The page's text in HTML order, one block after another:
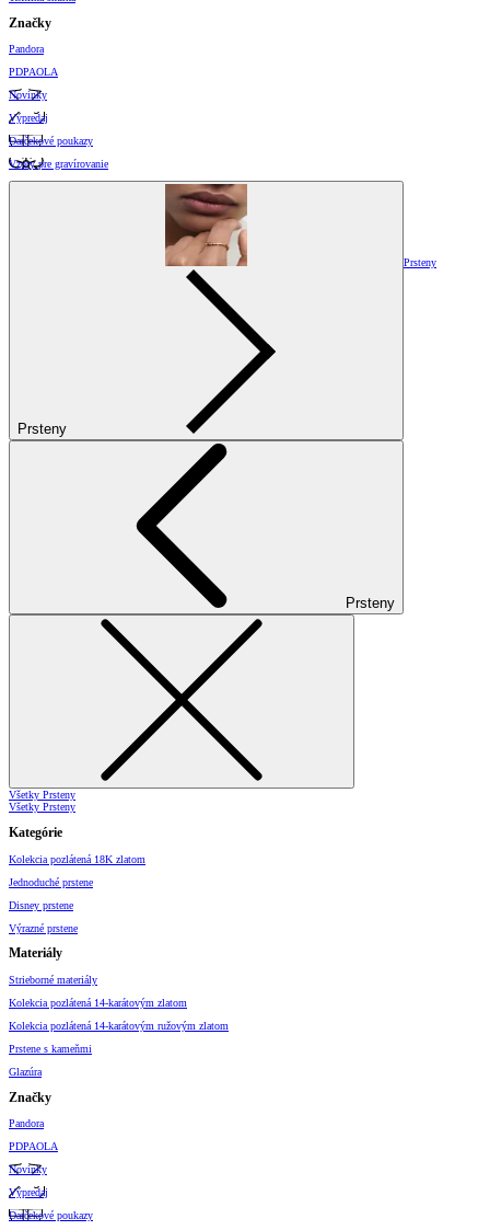
Značky
Pandora
PDPAOLA
Novinky
Výpredaj
Darčekové poukazy
Vzory pre gravírovanie
Prsteny
Prsteny
Prsteny
Všetky Prsteny
Všetky Prsteny
Kategórie
Kolekcia pozlátená 18K zlatom
Jednoduché prstene
Disney prstene
Výrazné prstene
Materiály
Strieborné materiály
Kolekcia pozlátená 14-karátovým zlatom
Kolekcia pozlátená 14-karátovým ružovým zlatom
Prstene s kameňmi
Glazúra
Značky
Pandora
PDPAOLA
Novinky
Výpredaj
Darčekové poukazy